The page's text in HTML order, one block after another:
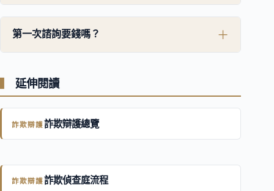
第一次諮詢要錢嗎？
延伸閱讀
詐欺辯護詐欺辯護總覽
詐欺辯護詐欺偵查庭流程